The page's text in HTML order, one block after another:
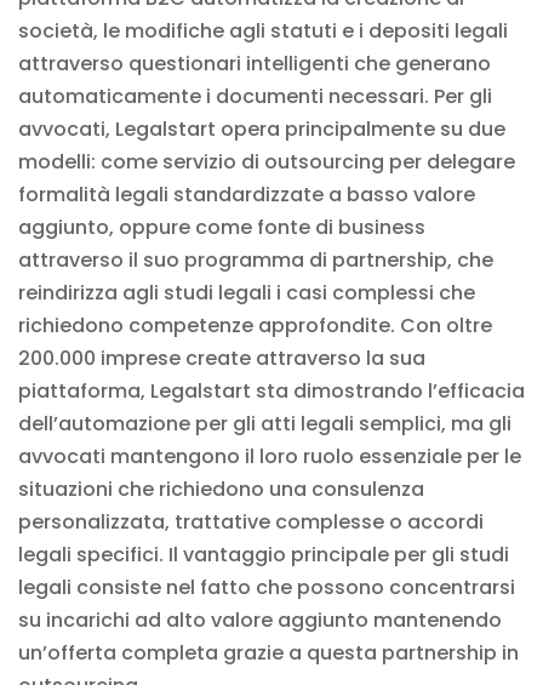
società, le modifiche agli statuti e i depositi legali
attraverso questionari intelligenti che generano
automaticamente i documenti necessari. Per gli
avvocati, Legalstart opera principalmente su due
modelli: come servizio di outsourcing per delegare
formalità legali standardizzate a basso valore
aggiunto, oppure come fonte di business
attraverso il suo programma di partnership, che
reindirizza agli studi legali i casi complessi che
richiedono competenze approfondite. Con oltre
200.000 imprese create attraverso la sua
piattaforma, Legalstart sta dimostrando l’efficacia
dell’automazione per gli atti legali semplici, ma gli
avvocati mantengono il loro ruolo essenziale per le
situazioni che richiedono una consulenza
personalizzata, trattative complesse o accordi
legali specifici. Il vantaggio principale per gli studi
legali consiste nel fatto che possono concentrarsi
su incarichi ad alto valore aggiunto mantenendo
un’offerta completa grazie a questa partnership in